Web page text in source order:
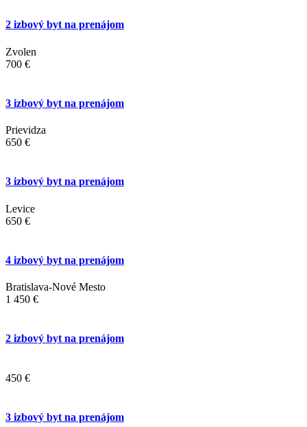
2 izbový byt na prenájom
Zvolen
700 €
3 izbový byt na prenájom
Prievidza
650 €
3 izbový byt na prenájom
Levice
650 €
4 izbový byt na prenájom
Bratislava-Nové Mesto
1 450 €
2 izbový byt na prenájom
450 €
3 izbový byt na prenájom